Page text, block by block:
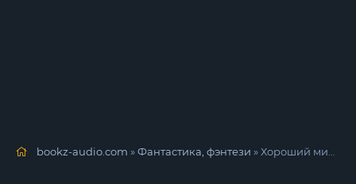
bookz-audio.com »Фантастика, фэнтези » Хороший мир для Немага - Иннокентий Белов